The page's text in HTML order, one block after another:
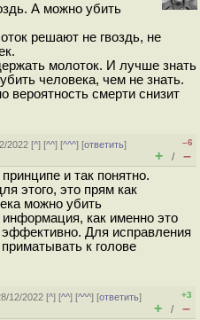
А можно убить
решают не гвоздь, не
молоток. И лучше знать
человека, чем не знать.
вероятность смерти снизит
2022 [^] [^^] [^^^] [ответить]
–6
+ / –
и так понятно.
этого, это прям как
можно убить
как именно это
Для исправления
к голове
12/2022 [^] [^^] [^^^] [ответить]
+3
+ / –